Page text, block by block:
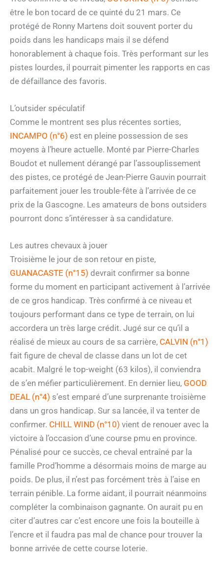
être le bon tocard de ce quinté du 21 mars. Ce
protégé de Ronny Martens doit souvent porter du
poids dans les handicaps mais il se défend
honorablement à chaque fois. Très performant sur les
pistes lourdes, il pourrait pimenter les rapports en cas
de défaillance des favoris.
L’outsider spéculatif
Comme le montrent ses plus récentes sorties,
INCAMPO (n°6) est en pleine possession de ses
moyens à l’heure actuelle. Monté par Pierre-Charles
Boudot et nullement dérangé par l’assouplissement
des pistes, ce protégé de Jean-Pierre Gauvin pourrait
parfaitement jouer les trouble-fête à l’arrivée de ce
prix de la Gascogne. Les amateurs de bons outsiders
pourront donc s’intéresser à sa candidature.
Les autres chevaux à jouer
Troisième le jour de son retour en piste,
GUANACASTE (n°15) devrait confirmer sa bonne
forme du moment en participant activement à l’arrivée
de ce gros handicap. Très confirmé à ce niveau et
toujours performant dans ce type de terrain, on lui
accordera un très large crédit. Jugé sur ce qu’il a
réalisé de mieux au cours de sa carrière, CALVIN (n°1)
fait figure de cheval de classe dans un lot de cet
acabit. Malgré le top-weight (63 kilos), il conviendra
de s’en méfier particulièrement. En dernier lieu, GOOD
DEAL (n°4) s’est emparé d’une surprenante troisième
dans un gros handicap. Sur sa lancée, il va tenter de
confirmer. CHILL WIND (n°10) vient de renouer avec la
victoire à l’occasion d’une course pmu en province.
Pénalisé pour ce succès, ce cheval entraîné par la
famille Prod’homme a désormais moins de marge au
poids. De plus, il n’est pas forcément très à l’aise en
terrain pénible. La forme aidant, il pourrait néanmoins
compléter la combinaison gagnante. On aurait pu en
citer d’autres car c’est encore une fois la bouteille à
l’encre et il faudra pas mal de chance pour trouver la
bonne arrivée de cette course loterie.